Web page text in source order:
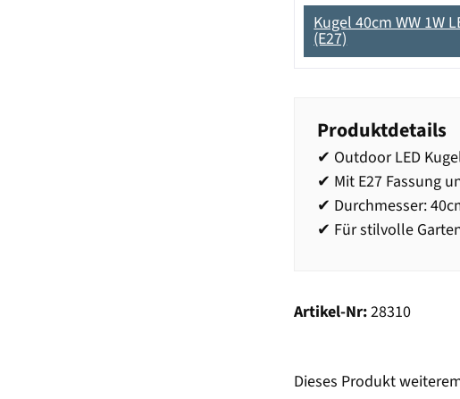
Kugel 40cm WW 1W
(E27)
Produktdetails
✔ Outdoor LED
✔ Mit E27 Fassung
✔ Durchmesser:
✔ Für stilvolle
Artikel-Nr:28310
Dieses Produkt